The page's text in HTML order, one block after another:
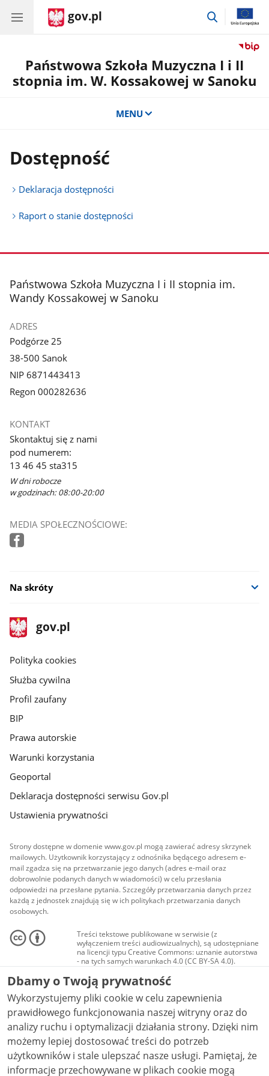
gov.pl
przejdź
Państwowa Szkoła Muzyczna I i II
stopnia im. W. Kossakowej w Sanoku
MENU
Dostępność
Deklaracja dostępności
Raport o stanie dostępności
stopka
Państwowa Szkoła Muzyczna I i II stopnia im.
Wandy Kossakowej w Sanoku
ADRES
Podgórze 25
38-500 Sanok
NIP 6871443413
Regon 000282636
KONTAKT
Skontaktuj się z nami
pod numerem:
13 46 45 sta315
W dni robocze
w godzinach: 08:00-20:00
MEDIA SPOŁECZNOŚCIOWE:
Na skróty
stopka
gov.pl
Strona
gov.pl
gov.pl
Polityka cookies
Służba cywilna
Profil zaufany
BIP
Prawa autorskie
Warunki korzystania
Geoportal
Deklaracja dostępności serwisu Gov.pl
Ustawienia prywatności
Strony dostępne w domenie www.gov.pl mogą zawierać adresy skrzynek
mailowych. Użytkownik korzystający z odnośnika będącego adresem e-
mail zgadza się na przetwarzanie jego danych (adres e-mail oraz
dobrowolnie podanych danych w wiadomości) w celu przesłania
odpowiedzi na przesłane pytania. Szczegóły przetwarzania danych przez
każdą z jednostek znajdują się w ich politykach przetwarzania danych
osobowych.
Treści tekstowe publikowane w serwisie (z
wyłączeniem treści audiowizualnych), są udostępniane
na licencji typu Creative Commons: uznanie autorstwa
- na tych samych warunkach 4.0 (CC BY-SA 4.0).
Materiały audiowizualne, w tym zdjęcia, materiały
audio i wideo, są udostępniane na licencji typu
Creative Commons: uznanie autorstwa użycie
niekomercyjne - bez utworów zależnych 4.0 (CC BY-
NC-ND 4.0), o ile nie jest to stwierdzone inaczej.
Dbamy o Twoją prywatność
Wykorzystujemy pliki cookie w celu zapewnienia
prawidłowego funkcjonowania naszej witryny oraz do
analizy ruchu i optymalizacji działania strony. Dzięki nim
możemy lepiej dostosować treści do potrzeb
użytkowników i stale ulepszać nasze usługi. Pamiętaj, że
informacje przechowywane w plikach cookie mogą